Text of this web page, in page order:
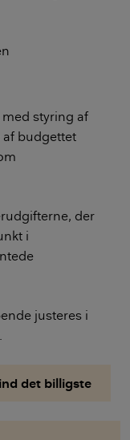
styring af
budgettet
der
i
justeres i
det billigste